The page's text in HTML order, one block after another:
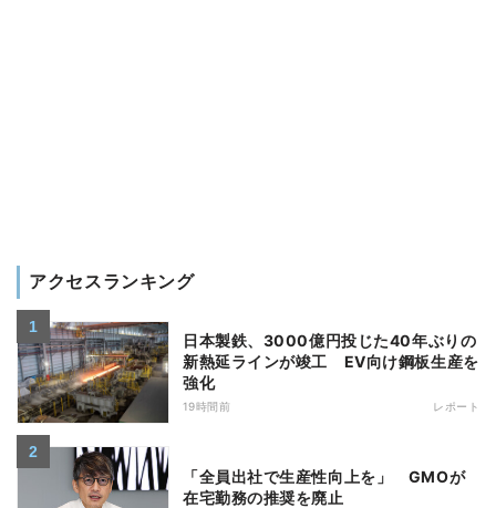
アクセスランキング
日本製鉄、3000億円投じた40年ぶりの
新熱延ラインが竣工 EV向け鋼板生産を
強化
19時間前 レポート
「全員出社で生産性向上を」 GMOが
在宅勤務の推奨を廃止